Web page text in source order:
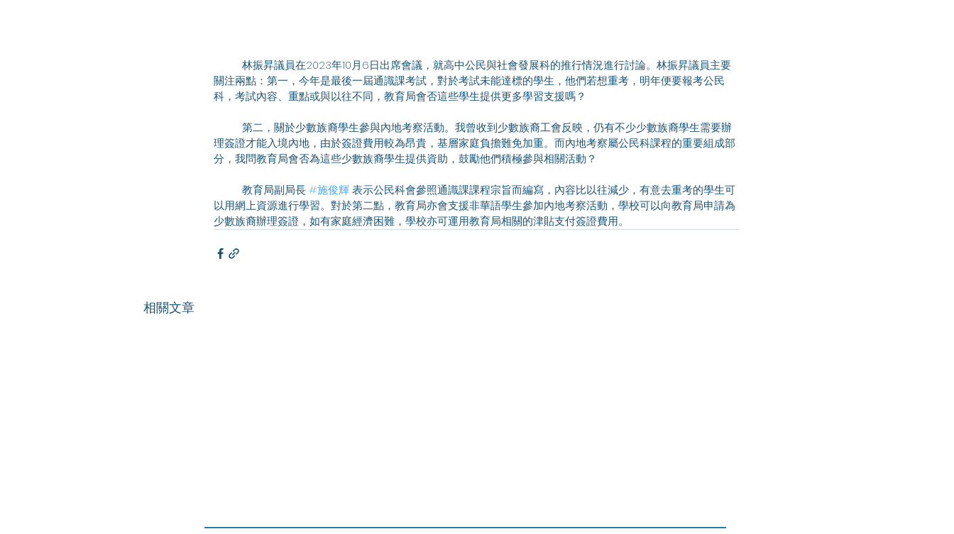
關注兩點：第一，今年是最後一屆通識課考試，對於考試未能達標的學生，他們若想重考，明年便要報考公民
科，考試內容、重點或與以往不同，教育局會否這些學生提供更多學習支援嗎？
理簽證才能入境內地，由於簽證費用較為昂貴，基層家庭負擔難免加重。而內地考察屬公民科課程的重要組成部
分，我問教育局會否為這些少數族裔學生提供資助，鼓勵他們積極參與相關活動？
	教育局副局長
#施俊輝 表示公民科會參照通識課課程宗旨而編寫，內容比以往減少，有意去重考的學生可
以用網上資源進行學習。對於第二點，教育局亦會支援非華語學生參加內地考察活動，學校可以向教育局申請為
少數族裔辦理簽證，如有家庭經濟困難，學校亦可運用教育局相關的津貼支付簽證費用。
相關文章